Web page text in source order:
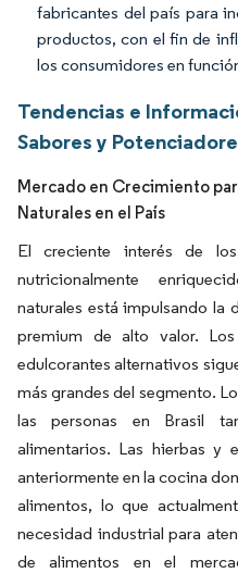
fabricantes del país para
productos, con el fin de
los consumidores en
Tendencias e
Sabores y
Mercado en Crecimiento
Naturales en el País
El creciente interés de
nutricionalmente
naturales está impulsando la
premium de alto valor.
edulcorantes alternativos
más grandes del segmento.
las personas en Brasil
alimentarios. Las hierbas y
anteriormente en la cocina
alimentos, lo que
necesidad industrial para
de alimentos en el